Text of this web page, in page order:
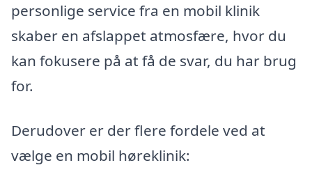
personlige service fra en mobil klinik
skaber en afslappet atmosfære, hvor du
kan fokusere på at få de svar, du har brug
for.
Derudover er der flere fordele ved at
vælge en mobil høreklinik: